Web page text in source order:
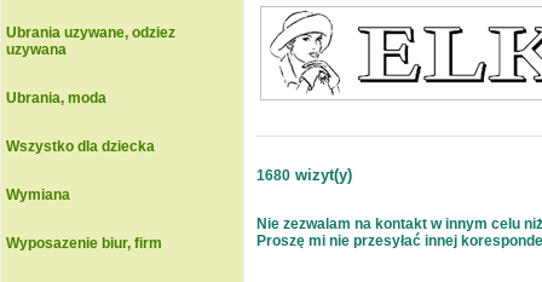
Ubrania uzywane, odziez
uzywana
Ubrania, moda
Wszystko dla dziecka
Wymiana
Wyposazenie biur, firm
1680 wizyt(y)
Nie zezwalam na kontakt w innym celu
Proszę mi nie przesyłać innej